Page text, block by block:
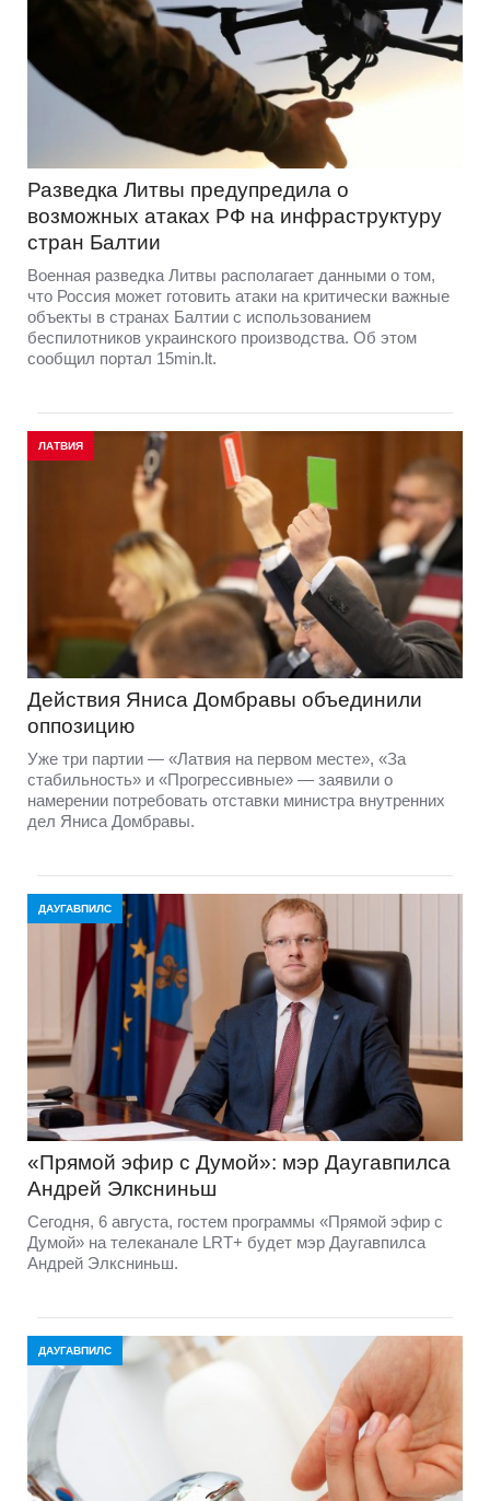
Разведка Литвы предупредила о
возможных атаках РФ на инфраструктуру
стран Балтии
Военная разведка Литвы располагает данными о том,
что Россия может готовить атаки на критически важные
объекты в странах Балтии с использованием
беспилотников украинского производства. Об этом
сообщил портал 15min.lt.
ЛАТВИЯ
Действия Яниса Домбравы объединили
оппозицию
Уже три партии — «Латвия на первом месте», «За
стабильность» и «Прогрессивные» — заявили о
намерении потребовать отставки министра внутренних
дел Яниса Домбравы.
ДАУГАВПИЛС
«Прямой эфир с Думой»: мэр Даугавпилса
Андрей Элксниньш
Сегодня, 6 августа, гостем программы «Прямой эфир с
Думой» на телеканале LRT+ будет мэр Даугавпилса
Андрей Элксниньш.
ДАУГАВПИЛС